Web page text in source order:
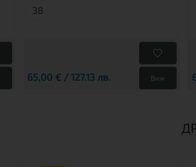
38
65,00 € / 127.13 лв. Виж